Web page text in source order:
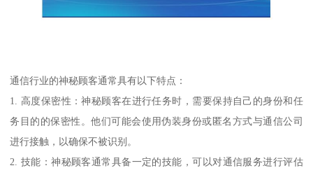
通信行业的神秘顾客通常具有以下特点：
1. 高度保密性：神秘顾客在进行任务时，需要保持自己的身份和任
务目的的保密性。他们可能会使用伪装身份或匿名方式与通信公司
进行接触，以确保不被识别。
2. 技能：神秘顾客通常具备一定的技能，可以对通信服务进行评估